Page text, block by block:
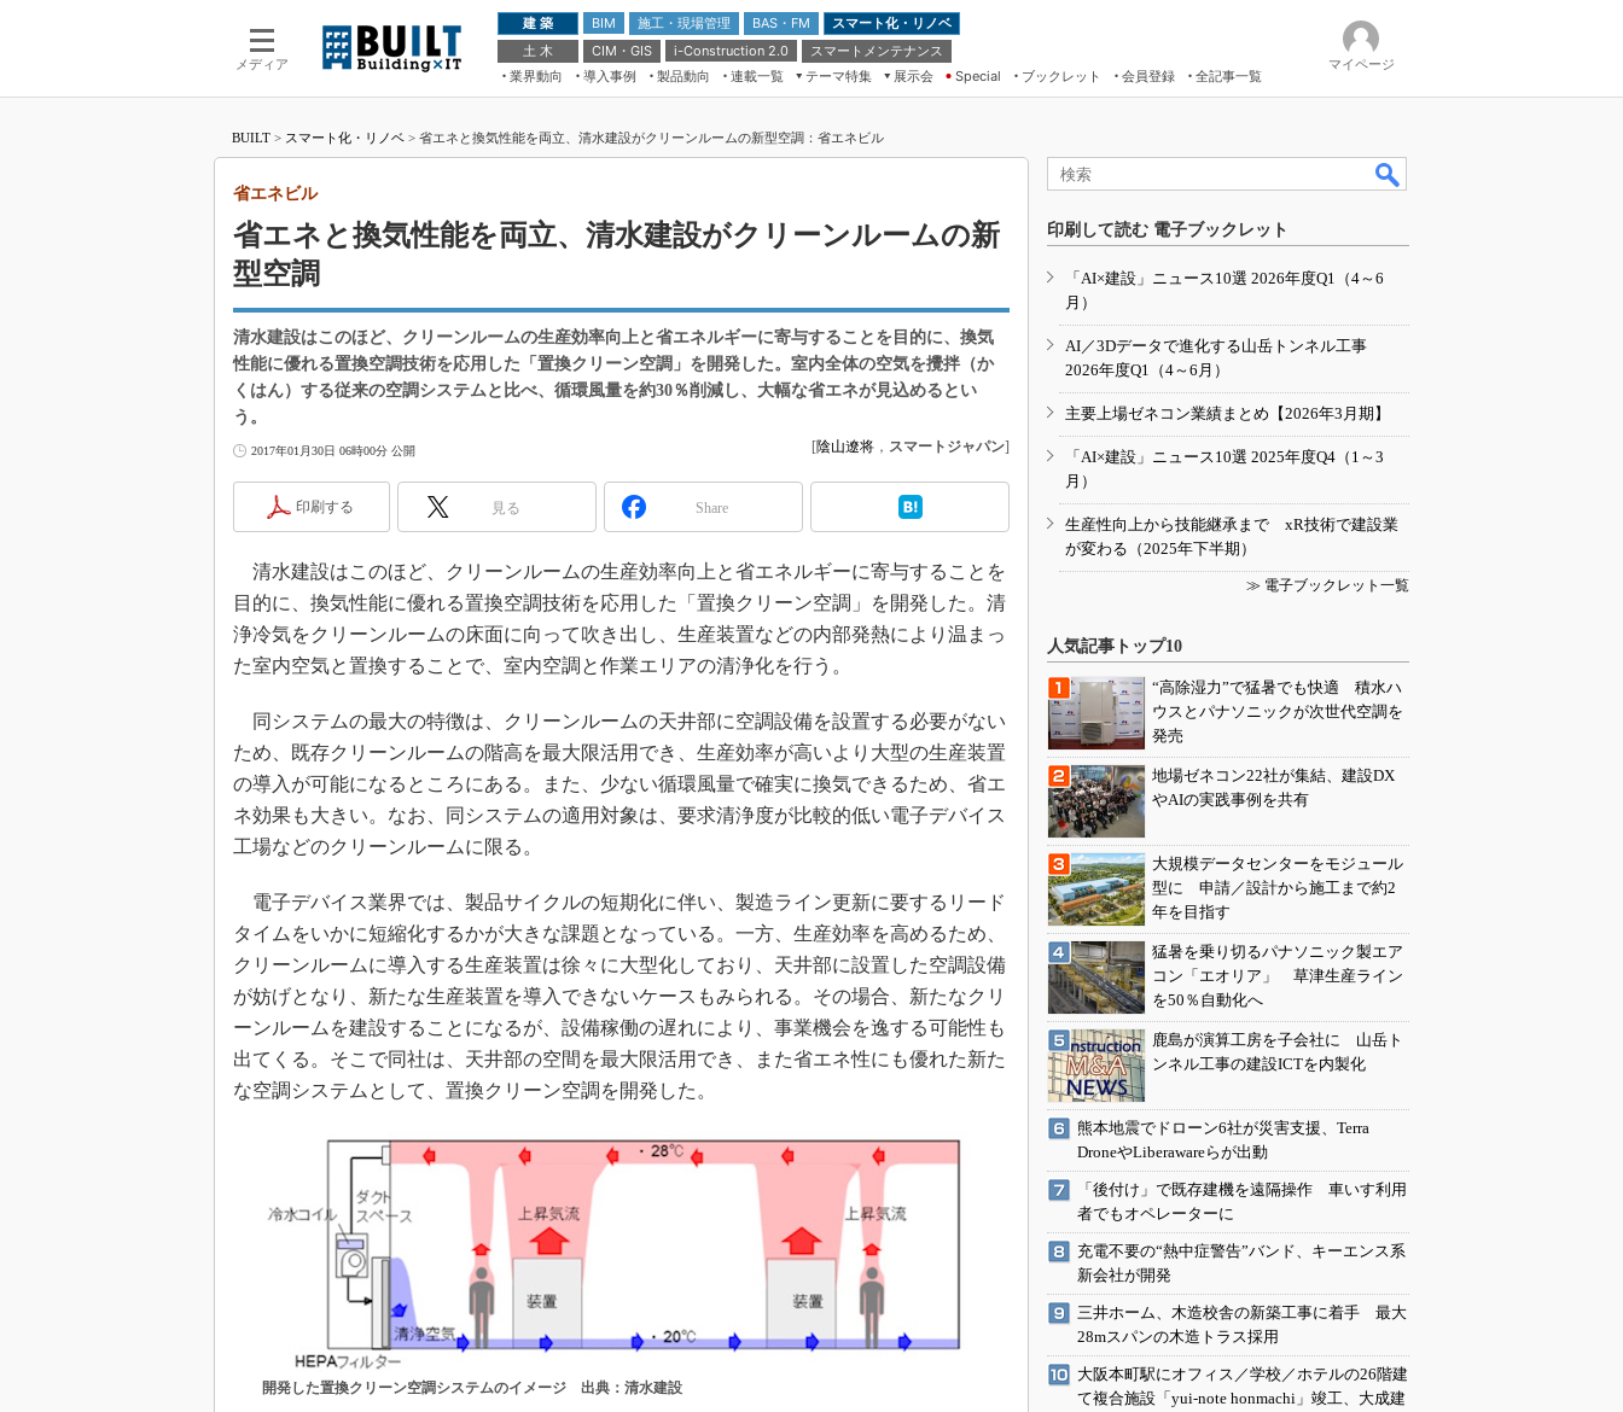
メディア
建 築 BIM 施工・現場管理 BAS・FM
スマート化・リノベ
土 木
CIM・GIS i-Construction 2.0
スマートメンテナンス
業界動向
導入事例 製品動向 連載一覧
テーマ特集
ドローンがもたらす建設業界の“ゲー
ムチェンジ” Ver.2.0
“Society5.0”時代のスマートビル
展示会
第8回 国際 建設・測量展
築・土木・不動産の先端技術展－
メンテナンス・レジリエンスOSAKA
日本 ものづくりワールド 2020
メンテナンス・レジリエンスTOKYO
Special ブックレット 会員登録 全記事一覧
マイページ
BUILT > スマート化・リノベ > 省エネと換気性能を両立、清水建設がクリーンルームの新型空調：省エネビル
省エネと換気性能を両立、清水建設がクリーンルームの新
型空調
省エネビル
清水建設はこのほど、クリーンルームの生産効率向上と省エネルギーに寄与することを目的に、換気
性能に優れる置換空調技術を応用した「置換クリーン空調」を開発した。室内全体の空気を攪拌（か
くはん）する従来の空調システムと比べ、循環風量を約30％削減し、大幅な省エネが見込めるとい
う。
2017年01月30日 06時00分 公開 [陰山遼将 ， スマートジャパン]
印刷する 見る Share
清水建設はこのほど、クリーンルームの生産効率向上と省エネルギーに寄与することを
目的に、換気性能に優れる置換空調技術を応用した「置換クリーン空調」を開発した。清
浄冷気をクリーンルームの床面に向って吹き出し、生産装置などの内部発熱により温まっ
た室内空気と置換することで、室内空調と作業エリアの清浄化を行う。
同システムの最大の特徴は、クリーンルームの天井部に空調設備を設置する必要がない
ため、既存クリーンルームの階高を最大限活用でき、生産効率が高いより大型の生産装置
の導入が可能になるところにある。また、少ない循環風量で確実に換気できるため、省エ
ネ効果も大きい。なお、同システムの適用対象は、要求清浄度が比較的低い電子デバイス
工場などのクリーンルームに限る。
電子デバイス業界では、製品サイクルの短期化に伴い、製造ライン更新に要するリード
タイムをいかに短縮化するかが大きな課題となっている。一方、生産効率を高めるため、
クリーンルームに導入する生産装置は徐々に大型化しており、天井部に設置した空調設備
が妨げとなり、新たな生産装置を導入できないケースもみられる。その場合、新たなクリ
ーンルームを建設することになるが、設備稼働の遅れにより、事業機会を逸する可能性も
出てくる。そこで同社は、天井部の空間を最大限活用でき、また省エネ性にも優れた新た
な空調システムとして、置換クリーン空調を開発した。
開発した置換クリーン空調システムのイメージ 出典：清水建設
印刷して読む 電子ブックレット
「AI×建設」ニュース10選 2026年度Q1（4～6
月）
AI／3Dデータで進化する山岳トンネル工事
2026年度Q1（4～6月）
主要上場ゼネコン業績まとめ【2026年3月期】
「AI×建設」ニュース10選 2025年度Q4（1～3
月）
生産性向上から技能継承まで xR技術で建設業
が変わる（2025年下半期）
≫ 電子ブックレット一覧
人気記事トップ10
“高除湿力”で猛暑でも快適 積水ハ
ウスとパナソニックが次世代空調を
発売
地場ゼネコン22社が集結、建設DX
やAIの実践事例を共有
大規模データセンターをモジュール
型に 申請／設計から施工まで約2
年を目指す
猛暑を乗り切るパナソニック製エア
コン「エオリア」 草津生産ライン
を50％自動化へ
鹿島が演算工房を子会社に 山岳ト
ンネル工事の建設ICTを内製化
熊本地震でドローン6社が災害支援、Terra
DroneやLiberawareらが出動
「後付け」で既存建機を遠隔操作 車いす利用
者でもオペレーターに
充電不要の“熱中症警告”バンド、キーエンス系
新会社が開発
三井ホーム、木造校舎の新築工事に着手 最大
28mスパンの木造トラス採用
大阪本町駅にオフィス／学校／ホテルの26階建
て複合施設「yui-note honmachi」竣工、大成建